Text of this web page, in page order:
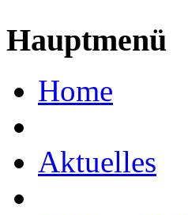
Hauptmenü
Home
Aktuelles